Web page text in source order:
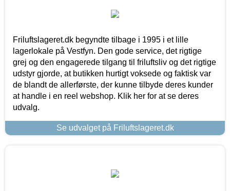
Friluftslageret.dk begyndte tilbage i 1995 i et lille
lagerlokale på Vestfyn. Den gode service, det rigtige
grej og den engagerede tilgang til friluftsliv og det rigtige
udstyr gjorde, at butikken hurtigt voksede og faktisk var
de blandt de allerførste, der kunne tilbyde deres kunder
at handle i en reel webshop. Klik her for at se deres
udvalg.
Se udvalget på Friluftslageret.dk